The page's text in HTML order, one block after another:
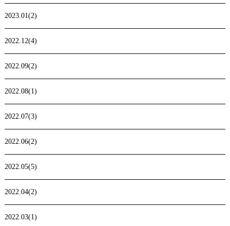
2023.01(2)
2022.12(4)
2022.09(2)
2022.08(1)
2022.07(3)
2022.06(2)
2022.05(5)
2022.04(2)
2022.03(1)